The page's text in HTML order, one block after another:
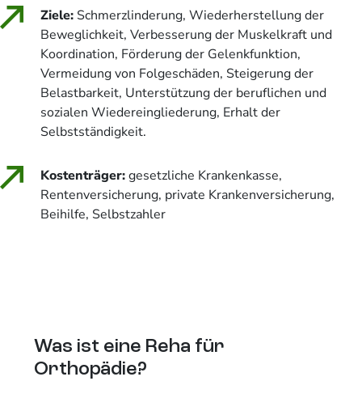
Ziele: Schmerzlinderung, Wiederherstellung der
Beweglichkeit, Verbesserung der Muskelkraft und
Koordination, Förderung der Gelenkfunktion,
Vermeidung von Folgeschäden, Steigerung der
Belastbarkeit, Unterstützung der beruflichen und
sozialen Wiedereingliederung, Erhalt der
Selbstständigkeit.
Kostenträger:gesetzliche Krankenkasse,
Rentenversicherung, private Krankenversicherung,
Beihilfe, Selbstzahler
Was ist eine Reha für
Orthopädie?